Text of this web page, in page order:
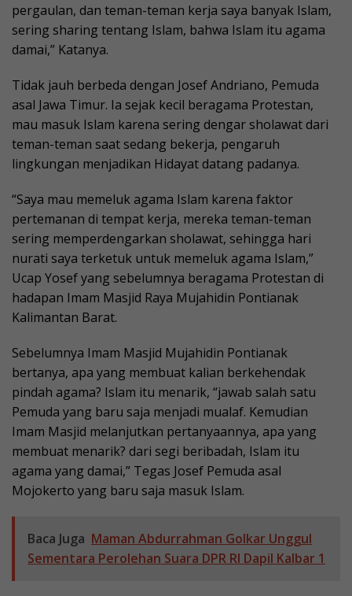
pergaulan, dan teman-teman kerja saya banyak Islam,
sering sharing tentang Islam, bahwa Islam itu agama
damai,” Katanya.
Tidak jauh berbeda dengan Josef Andriano, Pemuda
asal Jawa Timur. Ia sejak kecil beragama Protestan,
mau masuk Islam karena sering dengar sholawat dari
teman-teman saat sedang bekerja, pengaruh
lingkungan menjadikan Hidayat datang padanya.
“Saya mau memeluk agama Islam karena faktor
pertemanan di tempat kerja, mereka teman-teman
sering memperdengarkan sholawat, sehingga hari
nurati saya terketuk untuk memeluk agama Islam,”
Ucap Yosef yang sebelumnya beragama Protestan di
hadapan Imam Masjid Raya Mujahidin Pontianak
Kalimantan Barat.
Sebelumnya Imam Masjid Mujahidin Pontianak
bertanya, apa yang membuat kalian berkehendak
pindah agama? Islam itu menarik, “jawab salah satu
Pemuda yang baru saja menjadi mualaf. Kemudian
Imam Masjid melanjutkan pertanyaannya, apa yang
membuat menarik? dari segi beribadah, Islam itu
agama yang damai,” Tegas Josef Pemuda asal
Mojokerto yang baru saja masuk Islam.
Baca Juga Maman Abdurrahman Golkar Unggul
Sementara Perolehan Suara DPR RI Dapil Kalbar 1